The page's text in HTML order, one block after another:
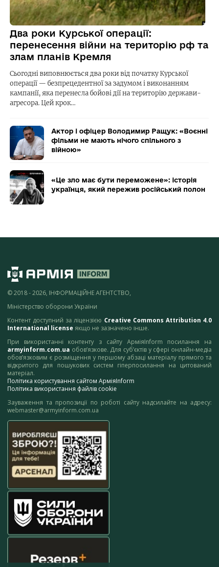
Два роки Курської операції:
перенесення війни на територію рф та
злам планів Кремля
Сьогодні виповнюється два роки від початку Курської
операції — безпрецедентної за задумом і виконанням
кампанії, яка перенесла бойові дії на територію держави-
агресора. Цей крок…
Актор і офіцер Володимир Ращук: «Воєнні
фільми не мають нічого спільного з
війною»
«Це зло має бути переможене»: історія
українця, який пережив російський полон
© 2018 - 2026, ІНФОРМАЦІЙНЕ АГЕНТСТВО,
Міністерство оборони України
Контент доступний за ліцензією Creative Commons Attribution 4.0
International license якщо не зазначено інше.
При використанні контенту з сайту АрміяInform посилання на
armyinform.com.ua обов’язкове. Для суб’єктів у сфері онлайн-медіа
обов’язковим є розміщення у першому абзаці матеріалу прямого та
відкритого для пошукових систем гіперпосилання на цитований
матеріал.
Політика користування сайтом АрміяInform
Політика використання файлів cookie
Зауваження та пропозиції по роботі сайту надсилайте на адресу:
webmaster@armyinform.com.ua